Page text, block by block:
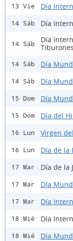
13 Vie Día
14 Sáb Día
14 Sáb
Día
Tiburones
14 Sáb Día
14 Sáb Día
15 Dom Día
15 Dom Día del
16 Lun Virgen
16 Lun Día de la
17 Mar Día de la
17 Mar Día
17 Mar Día
18 Mié Día
18 Mié Día